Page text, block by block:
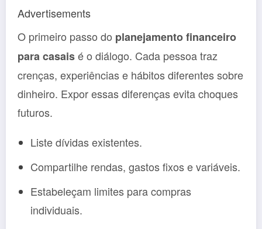
Advertisements
O primeiro passo do planejamento financeiro
para casaisé o diálogo. Cada pessoa traz
crenças, experiências e hábitos diferentes sobre
dinheiro. Expor essas diferenças evita choques
futuros.
Liste dívidas existentes.
Compartilhe rendas, gastos fixos e variáveis.
Estabeleçam limites para compras
individuais.